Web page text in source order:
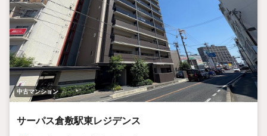
中古マンション
サーパス倉敷駅東レジデンス